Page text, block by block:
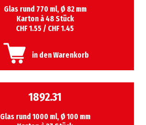
Glas rund 770 ml, Ø 82 mm
Karton à 48 Stück
CHF 1.55 / CHF 1.45
in den Warenkorb
1892.31
Glas rund 1000 ml, Ø 100 mm